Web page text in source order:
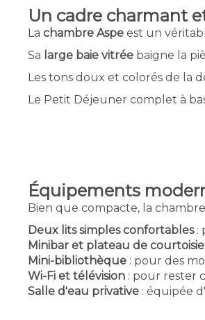
Un cadre charmant
La chambre Aspe est un
Sa large baie vitrée baigne la
Les tons doux et colorés de la
Le Petit Déjeuner complet à
Équipements
Bien que compacte, la
Deux lits simples confortables:
Minibar et plateau de courtoisie
Mini-bibliothèque : pour des
Wi-Fi et télévision : pour rester
Salle d'eau privative : équipée